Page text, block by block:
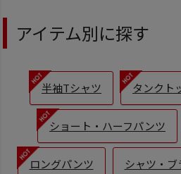
アイテム別に探す
半袖Tシャツ タンクト
ショート・ハーフパンツ
ロングパンツ シャツ・ブ